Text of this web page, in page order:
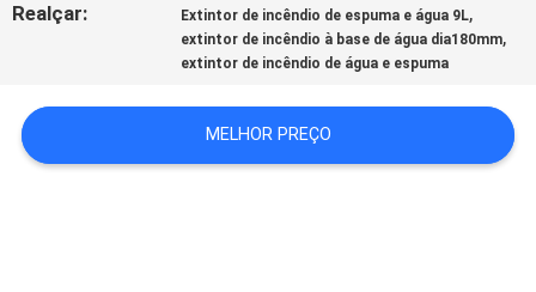
NOS
NOTÍCIA
Realçar: Extintor de incêndio de espuma e água 9L,
extintor de incêndio à base de água dia180mm,
extintor de incêndio de água e espuma
MELHOR PREÇO